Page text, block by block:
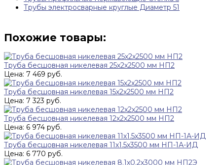
Трубы электросварные круглые Диаметр 51
Похожие товары:
Труба бесшовная никелевая 25х2х2500 мм НП2
Цена: 7 469 руб.
Труба бесшовная никелевая 15х2х2500 мм НП2
Цена: 7 323 руб.
Труба бесшовная никелевая 12х2х2500 мм НП2
Цена: 6 974 руб.
Труба бесшовная никелевая 11х1.5х3500 мм НП-1А-ИД
Цена: 6 770 руб.